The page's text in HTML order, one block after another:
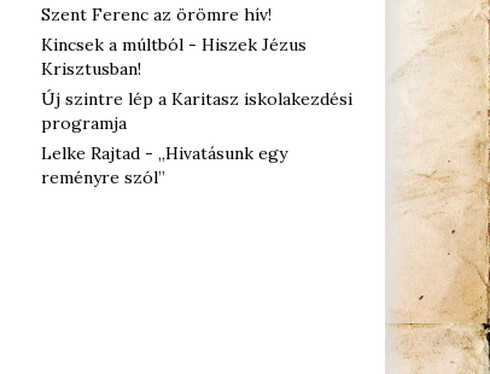
Szent Ferenc az örömre hív!
Kincsek a múltból - Hiszek Jézus
Krisztusban!
Új szintre lép a Karitasz iskolakezdési
programja
Lelke Rajtad - „Hivatásunk egy
reményre szól”